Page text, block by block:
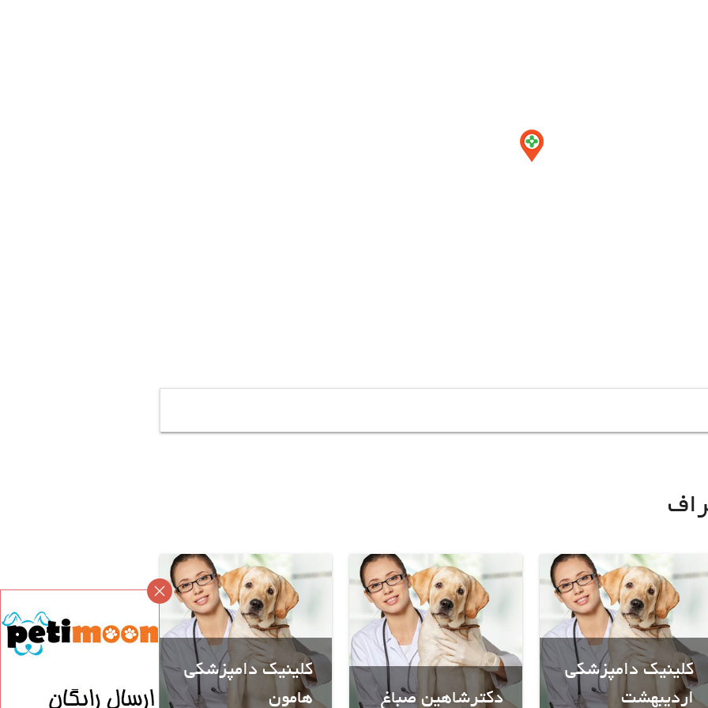
کلینیک دامپزشکی
هامون
دکترشاهین صباغ
کلینیک دامپزشکی
اردیبهشت